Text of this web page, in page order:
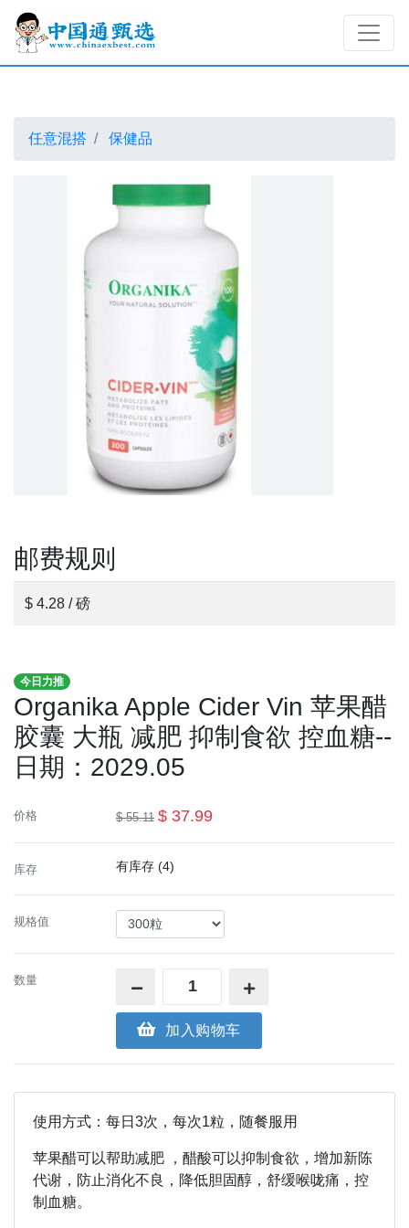
任意混搭 保健品
邮费规则
$ 4.28 / 磅
今日力推
Organika Apple Cider Vin 苹果醋
胶囊 大瓶 减肥 抑制食欲 控血糖--
日期：2029.05
价格 $ 55.11 $ 37.99
库存 有库存 (4)
规格值
数量
加入购物车
使用方式：每日3次，每次1粒，随餐服用
苹果醋可以帮助减肥 ，醋酸可以抑制食欲，增加新陈
代谢，防止消化不良，降低胆固醇，舒缓喉咙痛，控
制血糖。